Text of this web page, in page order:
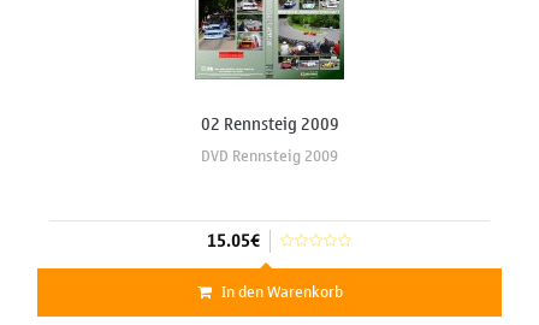
02 Rennsteig 2009
DVD Rennsteig 2009
15.05€
In den Warenkorb